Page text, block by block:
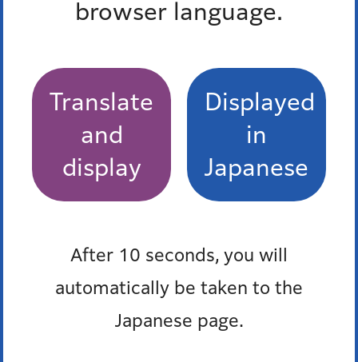
browser language.
Translate
and
display
Displayed
in
Japanese
After 10 seconds, you will
automatically be taken to the
Japanese page.
港区の広聴（PDF：4,208KB）
港区の平和・人権・男女平等参画（PDF：5,535KB）